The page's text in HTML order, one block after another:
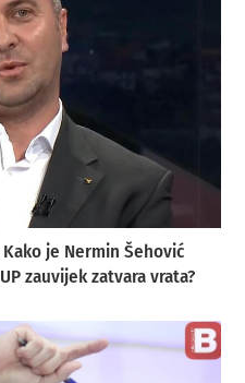
Kako je Nermin Šehović
zauvijek zatvara vrata?